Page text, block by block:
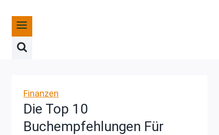
Finanzen
Die Top 10
Buchempfehlungen Für